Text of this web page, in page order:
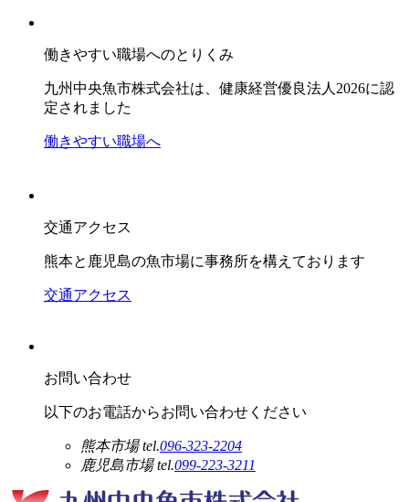
働きやすい職場へのとりくみ
九州中央魚市株式会社は、健康経営優良法人2026に認
定されました
働きやすい職場へ
交通アクセス
熊本と鹿児島の魚市場に事務所を構えております
交通アクセス
お問い合わせ
以下のお電話からお問い合わせください
熊本市場 tel.096-323-2204
鹿児島市場 tel.099-223-3211